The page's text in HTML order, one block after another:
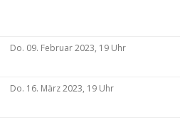
Do. 09. Februar 2023, 19 Uhr
Do. 16. März 2023, 19 Uhr